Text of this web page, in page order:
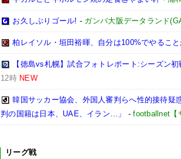
お久しぶりゴール! - ガンバ大阪データランド
柏レイソル・垣田裕暉、自分は100%でやるこ
【徳島vs札幌】試合フォトレポート:シーズン
12時 NEW
韓国サッカー協会、外国人審判らへ性的接待
判の国籍は日本、UAE、イラン…」
-footballnet【
リーグ戦